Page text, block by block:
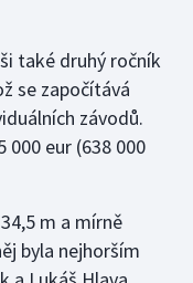
také druhý ročník
se započítává
závodů.
000 eur (638 000
m a mírně
byla nejhorším